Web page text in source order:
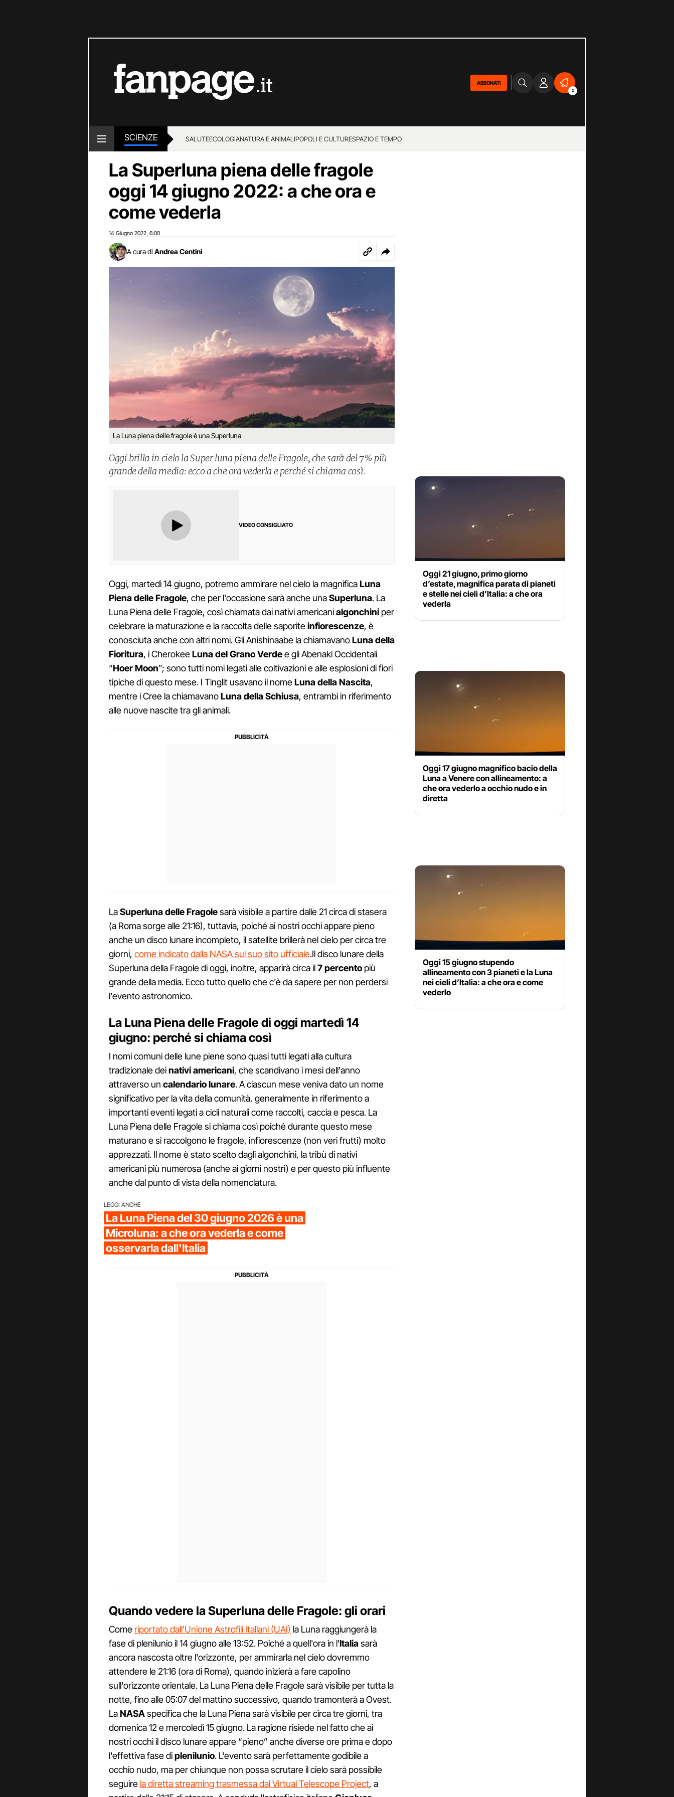
ABBONATI
2
SCIENZE SALUTEECOLOGIANATURA E ANIMALIPOPOLI E CULTURESPAZIO E TEMPO
La Superluna piena delle fragole
oggi 14 giugno 2022: a che ora e
come vederla
14 Giugno 2022 6:00
A cura di Andrea Centini
La Luna piena delle fragole è una Superluna
Oggi brilla in cielo la Super luna piena delle Fragole, che sarà del 7% più
grande della media: ecco a che ora vederla e perché si chiama così.
VIDEO CONSIGLIATO
Oggi, martedì 14 giugno, potremo ammirare nel cielo la magnificaLuna
Piena delle Fragole, che per l'occasione sarà anche unaSuperluna. La
Luna Piena delle Fragole, così chiamata dai nativi americanialgonchini per
celebrare la maturazione e la raccolta delle saporiteinfiorescenze, è
conosciuta anche con altri nomi. Gli Anishinaabe la chiamavanoLuna della
Fioritura, i CherokeeLuna del Grano Verdee gli Abenaki Occidentali
“Hoer Moon”; sono tutti nomi legati alle coltivazioni e alle esplosioni di fiori
tipiche di questo mese. I Tinglit usavano il nomeLuna della Nascita,
mentre i Cree la chiamavanoLuna della Schiusa, entrambi in riferimento
alle nuove nascite tra gli animali.
LaSuperluna delle Fragolesarà visibile a partire dalle 21 circa di stasera
(a Roma sorge alle 21:16), tuttavia, poiché ai nostri occhi appare pieno
anche un disco lunare incompleto, il satellite brillerà nel cielo per circa tre
giorni, come indicato dalla NASA sul suo sito ufficiale.Il disco lunare della
Superluna della Fragole di oggi, inoltre, apparirà circa il7 percento più
grande della media. Ecco tutto quello che c'è da sapere per non perdersi
l'evento astronomico.
La Luna Piena delle Fragole di oggi martedì 14
giugno: perché si chiama così
I nomi comuni delle lune piene sono quasi tutti legati alla cultura
tradizionale deinativi americani, che scandivano i mesi dell'anno
attraverso un calendario lunare. A ciascun mese veniva dato un nome
significativo per la vita della comunità, generalmente in riferimento a
importanti eventi legati a cicli naturali come raccolti, caccia e pesca. La
Luna Piena delle Fragole si chiama così poiché durante questo mese
maturano e si raccolgono le fragole, infiorescenze (non veri frutti) molto
apprezzati. Il nome è stato scelto dagli algonchini, la tribù di nativi
americani più numerosa (anche ai giorni nostri) e per questo più influente
anche dal punto di vista della nomenclatura.
LEGGI ANCHE
La Luna Piena del 30 giugno 2026 è una
Microluna: a che ora vederla e come
osservarla dall'Italia
Quando vedere la Superluna delle Fragole: gli orari
Come riportato dall'Unione Astrofili Italiani (UAI) la Luna raggiungerà la
fase di plenilunio il 14 giugno alle 13:52. Poiché a quell'ora in l'Italiasarà
ancora nascosta oltre l'orizzonte, per ammirarla nel cielo dovremmo
attendere le 21:16 (ora di Roma), quando inizierà a fare capolino
sull'orizzonte orientale. La Luna Piena delle Fragole sarà visibile per tutta la
notte, fino alle 05:07 del mattino successivo, quando tramonterà a Ovest.
LaNASAspecifica che la Luna Piena sarà visibile per circa tre giorni, tra
domenica 12 e mercoledì 15 giugno. La ragione risiede nel fatto che ai
nostri occhi il disco lunare appare “pieno” anche diverse ore prima e dopo
l'effettiva fase diplenilunio. L'evento sarà perfettamente godibile a
occhio nudo, ma per chiunque non possa scrutare il cielo sarà possibile
seguire la diretta streaming trasmessa dal Virtual Telescope Project, a
Oggi 21 giugno, primo giorno
d’estate, magnifica parata di pianeti
e stelle nei cieli d’Italia: a che ora
vederla
Oggi 17 giugno magnifico bacio della
Luna a Venere con allineamento: a
che ora vederlo a occhio nudo e in
diretta
Oggi 15 giugno stupendo
allineamento con 3 pianeti e la Luna
nei cieli d’Italia: a che ora e come
vederlo